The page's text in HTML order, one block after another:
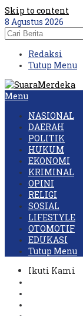
Skip to content
8 Agustus 2026
Redaksi
Tutup Menu
Menu
NASIONAL
DAERAH
POLITIK
HUKUM
EKONOMI
KRIMINAL
OPINI
RELIGI
SOSIAL
LIFESTYLE
OTOMOTIF
EDUKASI
Tutup Menu
Ikuti Kami